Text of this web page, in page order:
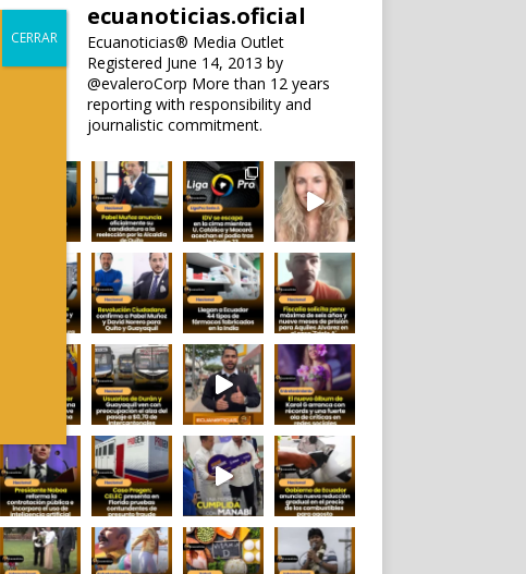
ecuanoticias.oficial
Ecuanoticias® Media Outlet
Registered June 14, 2013 by
@evaleroCorp More than 12 years
reporting with responsibility and
journalistic commitment.